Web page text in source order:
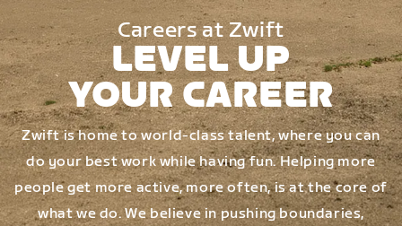
Careers at Zwift
LEVEL UP
YOUR CAREER
Zwift is home to world-class talent, where you can
do your best work while having fun. Helping more
people get more active, more often, is at the core of
what we do. We believe in pushing boundaries,